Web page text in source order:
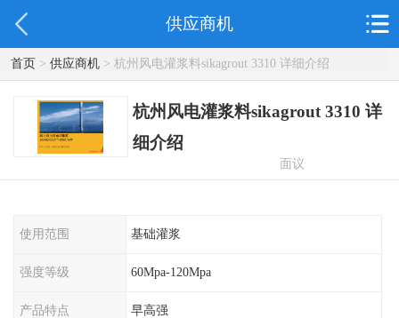
供应商机
首页> 供应商机> 杭州风电灌浆料sikagrout 3310 详细介绍
杭州风电灌浆料sikagrout 3310 详
细介绍
面议
使用范围 基础灌浆
强度等级 60Mpa-120Mpa
产品特点 早高强